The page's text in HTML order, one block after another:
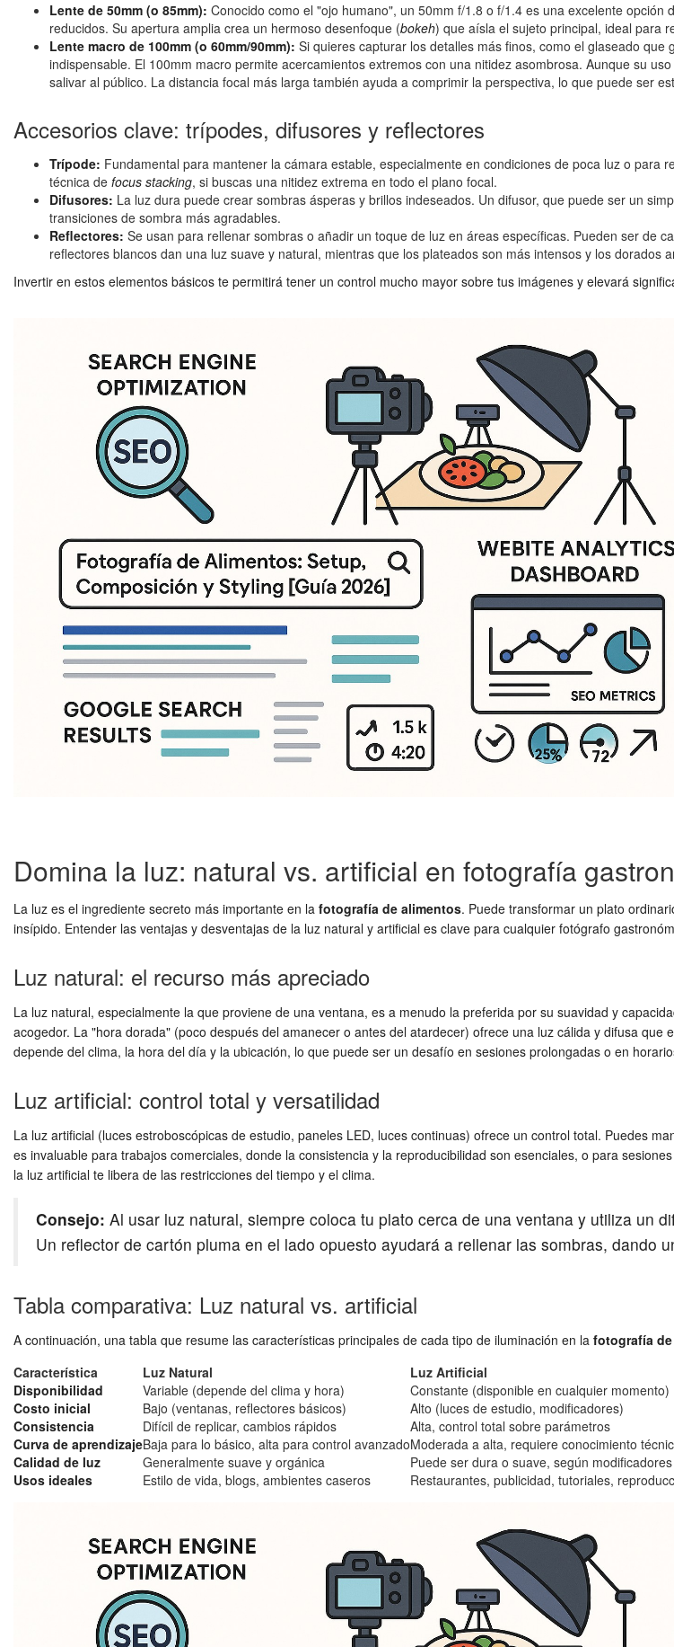
Lente de 50mm (o 85mm): Conocido como el "ojo humano", un 50mm f/1.8 o f/1.4 es una excelente
reducidos. Su apertura amplia crea un hermoso desenfoque (bokeh) que aísla el sujeto principal, ideal para
Lente macro de 100mm (o 60mm/90mm): Si quieres capturar los detalles más finos, como el glaseado
indispensable. El 100mm macro permite acercamientos extremos con una nitidez asombrosa. Aunque su
salivar al público. La distancia focal más larga también ayuda a comprimir la perspectiva, lo que puede ser
Accesorios clave: trípodes, difusores y reflectores
Trípode: Fundamental para mantener la cámara estable, especialmente en condiciones de poca luz o
técnica de focus stacking, si buscas una nitidez extrema en todo el plano focal.
Difusores: La luz dura puede crear sombras ásperas y brillos indeseados. Un difusor, que puede ser un
transiciones de sombra más agradables.
Reflectores: Se usan para rellenar sombras o añadir un toque de luz en áreas específicas. Pueden ser de
reflectores blancos dan una luz suave y natural, mientras que los plateados son más intensos y los dorados
Invertir en estos elementos básicos te permitirá tener un control mucho mayor sobre tus imágenes y elevará
Domina la luz: natural vs. artificial en fotografía
La luz es el ingrediente secreto más importante en la fotografía de alimentos. Puede transformar un plato
insípido. Entender las ventajas y desventajas de la luz natural y artificial es clave para cualquier fotógrafo
Luz natural: el recurso más apreciado
La luz natural, especialmente la que proviene de una ventana, es a menudo la preferida por su suavidad y
acogedor. La "hora dorada" (poco después del amanecer o antes del atardecer) ofrece una luz cálida y difusa
depende del clima, la hora del día y la ubicación, lo que puede ser un desafío en sesiones prolongadas o en
Luz artificial: control total y versatilidad
La luz artificial (luces estroboscópicas de estudio, paneles LED, luces continuas) ofrece un control total. Puedes
es invaluable para trabajos comerciales, donde la consistencia y la reproducibilidad son esenciales, o para
la luz artificial te libera de las restricciones del tiempo y el clima.
Consejo: Al usar luz natural, siempre coloca tu plato cerca de una ventana y utiliza un
Un reflector de cartón pluma en el lado opuesto ayudará a rellenar las sombras, dando
Tabla comparativa: Luz natural vs. artificial
A continuación, una tabla que resume las características principales de cada tipo de iluminación en la fotografía
Característica
Luz Natural
Luz Artificial
Disponibilidad
Variable (depende del clima y hora)
Constante (disponible en cualquier momento)
Costo inicial
Bajo (ventanas, reflectores básicos)
Alto (luces de estudio, modificadores)
Consistencia
Difícil de replicar, cambios rápidos
Alta, control total sobre parámetros
Curva de aprendizajeBaja para lo básico, alta para control avanzadoModerada a alta, requiere conocimiento
Calidad de luz
Generalmente suave y orgánica
Puede ser dura o suave, según modificadores
Usos ideales
Estilo de vida, blogs, ambientes caseros Restaurantes, publicidad, tutoriales,